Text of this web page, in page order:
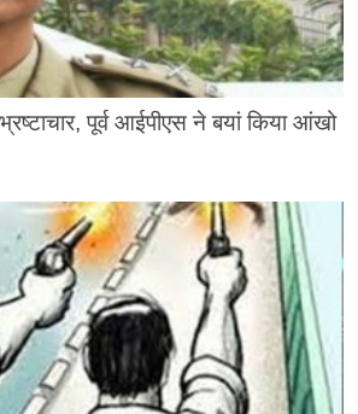
पूर्व आईपीएस ने बयां किया आंखो